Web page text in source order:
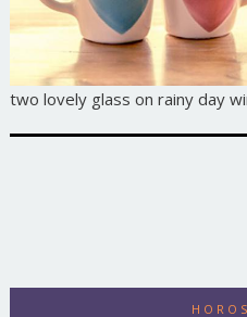
two lovely glass on rainy day